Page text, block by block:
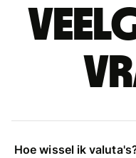
Hoe wissel ik